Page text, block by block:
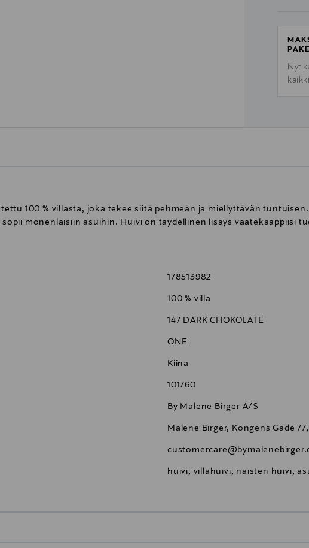
Nyt
100 % villasta, joka tekee siitä pehmeän ja miellyttävän
monenlaisiin asuihin. Huivi on täydellinen lisäys vaatekaappiisi
178513982
100 % villa
147 DARK CHOKOLATE
ONE
Kiina
101760
By Malene Birger A/S
Malene Birger, Kongens Gade
huivi, villahuivi, naisten huivi,